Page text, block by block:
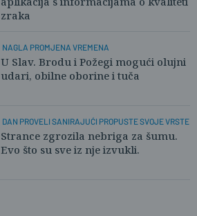
zraka
NAGLA PROMJENA VREMENA
U Slav. Brodu i Požegi mogući olujni
udari, obilne oborine i tuča
DAN PROVELI SANIRAJUĆI PROPUSTE SVOJE VRSTE
Strance zgrozila nebriga za šumu.
Evo što su sve iz nje izvukli.